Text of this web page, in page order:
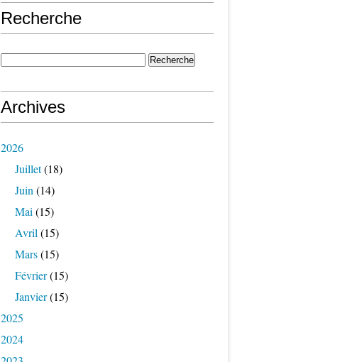
Recherche
Archives
2026
Juillet(18)
Juin (14)
Mai (15)
Avril (15)
Mars(15)
Février(15)
Janvier(15)
2025
2024